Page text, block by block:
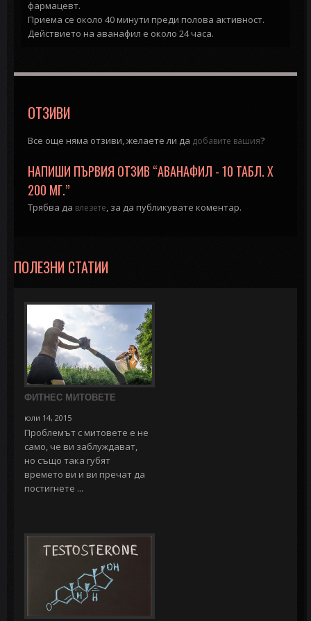
фармацевт.
Приема се около 40 минути преди полова активност.
Действието на аванафил е около 24 часа.
ОТЗИВИ
Все още няма отзиви, желаете ли да добавите вашия?
НАПИШИ ПЪРВИЯ ОТЗИВ “АВАНАФИЛ - 10 ТАБЛ. Х
200 МГ.”
Трябва да влезете, за да публикувате коментар.
ПОЛЕЗНИ СТАТИИ
ФИТНЕС МИТОВЕТЕ
юли 14, 2015
Проблемът с митовете е не
само, че ви заблуждават,
но също така губят
времето ви и ви пречат да
постигнете ...